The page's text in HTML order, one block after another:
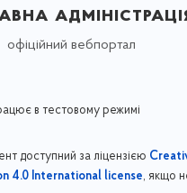
офіційний вебпортал
в тестовому режимі
доступний за ліцензією
4.0 International license, якщо